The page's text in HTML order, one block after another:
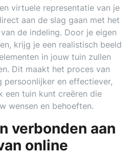
virtuele representatie van je
aan de slag gaan met het
de indeling. Door je eigen
krijg je een realistisch beeld
in jouw tuin zullen
Dit maakt het proces van
persoonlijker en effectiever,
een tuin kunt creëren die
wensen en behoeften.
verbonden aan
online